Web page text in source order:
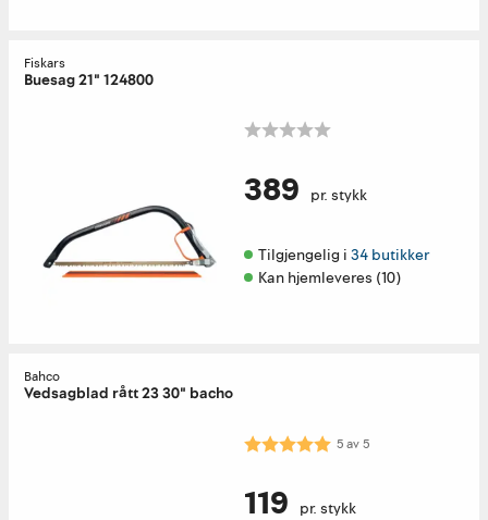
Fiskars
Buesag 21" 124800
389 pr. stykk
Tilgjengelig i 34 butikker
Kan hjemleveres (10)
Bahco
Vedsagblad rått 23 30" bacho
Karakter: 5.0 av 5 mulige
5av5
119 pr. stykk